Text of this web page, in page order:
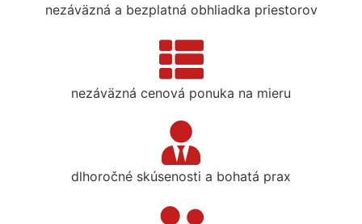
nezáväzná a bezplatná obhliadka priestorov
nezáväzná cenová ponuka na mieru
dlhoročné skúsenosti a bohatá prax